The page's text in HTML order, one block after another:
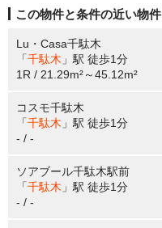
この物件と条件の近い物件
Lu・Casa千駄木
「千駄木 」駅 徒歩1分
1R / 21.29m²～45.12m²
コスモ千駄木
「千駄木 」駅 徒歩1分
- / -
ソアブール千駄木駅前
「千駄木 」駅 徒歩1分
- / -